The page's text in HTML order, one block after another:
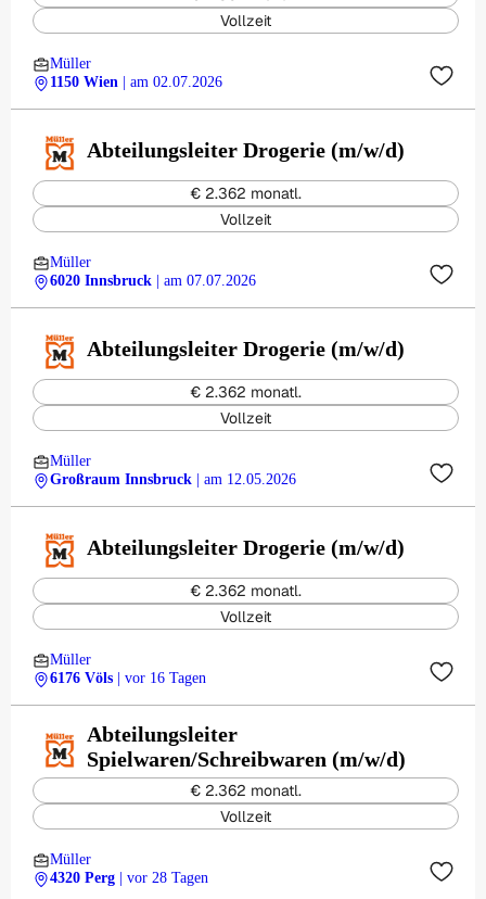
Vollzeit
Müller
1150 Wien
| am 02.07.2026
Abteilungsleiter Drogerie (m/w/d)
€ 2.362 monatl.
Vollzeit
Müller
6020 Innsbruck
| am 07.07.2026
Abteilungsleiter Drogerie (m/w/d)
€ 2.362 monatl.
Vollzeit
Müller
Großraum Innsbruck
| am 12.05.2026
Abteilungsleiter Drogerie (m/w/d)
€ 2.362 monatl.
Vollzeit
Müller
6176 Völs
| vor 16 Tagen
Abteilungsleiter
Spielwaren/Schreibwaren (m/w/d)
€ 2.362 monatl.
Vollzeit
Müller
4320 Perg
| vor 28 Tagen